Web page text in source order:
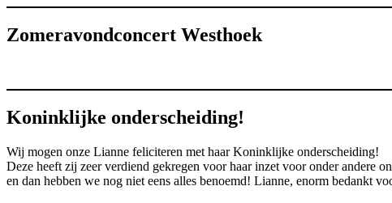
Zomeravondconcert Westhoek
Koninklijke onderscheiding!
Wij mogen onze Lianne feliciteren met haar Koninklijke onderscheiding!
Deze heeft zij zeer verdiend gekregen voor haar inzet voor onder andere
en dan hebben we nog niet eens alles benoemd! Lianne, enorm bedankt